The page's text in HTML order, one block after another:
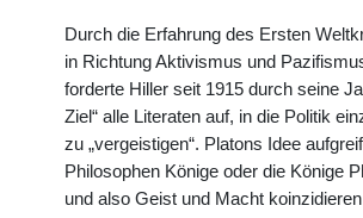
Durch die Erfahrung des Ersten
in Richtung Aktivismus und
forderte Hiller seit 1915 durch seine
Ziel“ alle Literaten auf, in die Politik
zu „vergeistigen“. Platons Idee
Philosophen Könige oder die Könige
und also Geist und Macht